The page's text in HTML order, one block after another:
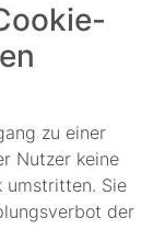
zu einer
Nutzer keine
umstritten. Sie
der